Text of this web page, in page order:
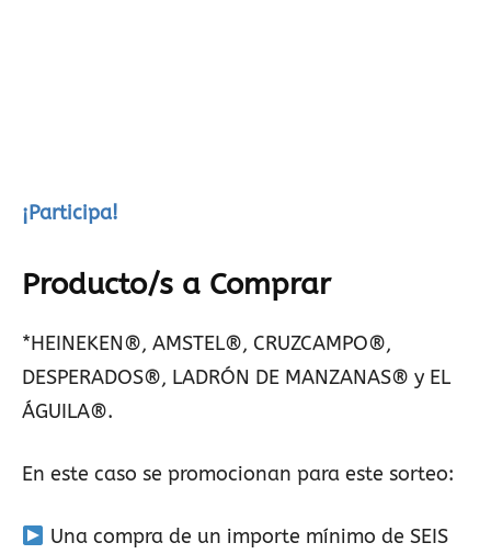
¡Participa!
Producto/s a Comprar
*HEINEKEN®, AMSTEL®, CRUZCAMPO®,
DESPERADOS®, LADRÓN DE MANZANAS® y EL
ÁGUILA®.
En este caso se promocionan para este sorteo:
Una compra de un importe mínimo de SEIS